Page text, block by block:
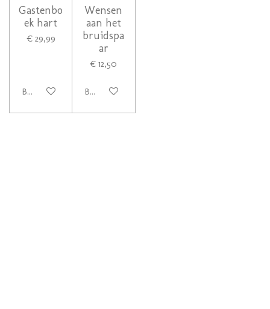
Gastenbo
ek hart
€ 29,99
Bekijk details
Wensen
aan het
bruidspa
ar
€ 12,50
Bekijk details